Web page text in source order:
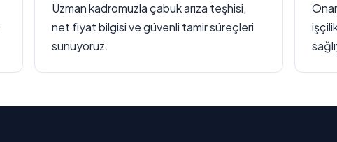
Uzman kadromuzla çabuk arıza teşhisi,
net fiyat bilgisi ve güvenli tamir süreçleri
sunuyoruz.